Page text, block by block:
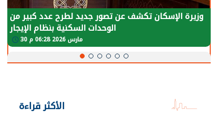
وزيرة الإسكان تكشف عن تصور جديد لطرح عدد كبير من
الوحدات السكنية بنظام الإيجار
30 مارس 2026 06:28 م
الأكثر قراءة